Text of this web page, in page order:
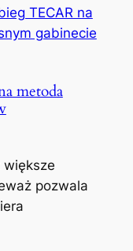
metoda
większe
pozwala